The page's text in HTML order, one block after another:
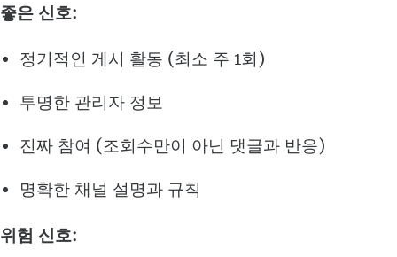
좋은 신호:
정기적인 게시 활동 (최소 주 1회)
투명한 관리자 정보
진짜 참여 (조회수만이 아닌 댓글과 반응)
명확한 채널 설명과 규칙
위험 신호: